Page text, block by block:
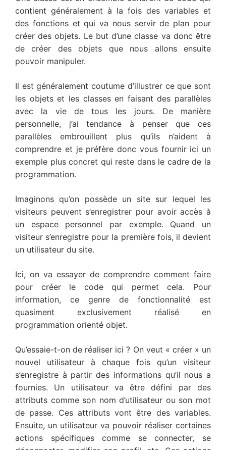
contient généralement à la fois des variables et
des fonctions et qui va nous servir de plan pour
créer des objets. Le but d’une classe va donc être
de créer des objets que nous allons ensuite
pouvoir manipuler.
Il est généralement coutume d’illustrer ce que sont
les objets et les classes en faisant des parallèles
avec la vie de tous les jours. De manière
personnelle, j’ai tendance à penser que ces
parallèles embrouillent plus qu’ils n’aident à
comprendre et je préfère donc vous fournir ici un
exemple plus concret qui reste dans le cadre de la
programmation.
Imaginons qu’on possède un site sur lequel les
visiteurs peuvent s’enregistrer pour avoir accès à
un espace personnel par exemple. Quand un
visiteur s’enregistre pour la première fois, il devient
un utilisateur du site.
Ici, on va essayer de comprendre comment faire
pour créer le code qui permet cela. Pour
information, ce genre de fonctionnalité est
quasiment exclusivement réalisé en
programmation orienté objet.
Qu’essaie-t-on de réaliser ici ? On veut « créer » un
nouvel utilisateur à chaque fois qu’un visiteur
s’enregistre à partir des informations qu’il nous a
fournies. Un utilisateur va être défini par des
attributs comme son nom d’utilisateur ou son mot
de passe. Ces attributs vont être des variables.
Ensuite, un utilisateur va pouvoir réaliser certaines
actions spécifiques comme se connecter, se